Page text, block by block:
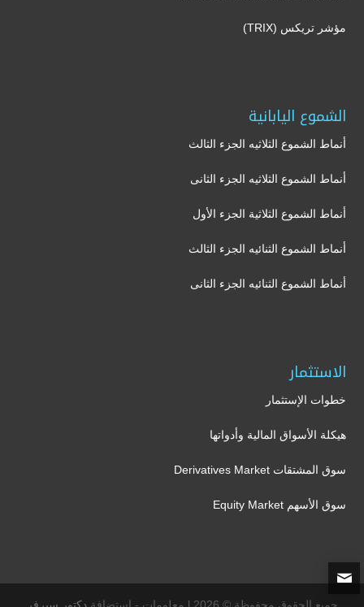
مؤشر تريكس (TRIX)
الشموع اليابانية
أنماط الشموع الثلاثيه الجزء الثالث
أنماط الشموع الثلاثيه الجزء الثانى
أنماط الشموع الثلاثية الجزء الأول
أنماط الشموع الثنائيه الجزء الثالث
أنماط الشموع الثنائيه الجزء الثانى
الاستثمار
خطوات الإستثمار
هيكلة الأسواق المالية وأدواتها
سوق المشتقات Derivatives Market
سوق الأسهم Equity Market